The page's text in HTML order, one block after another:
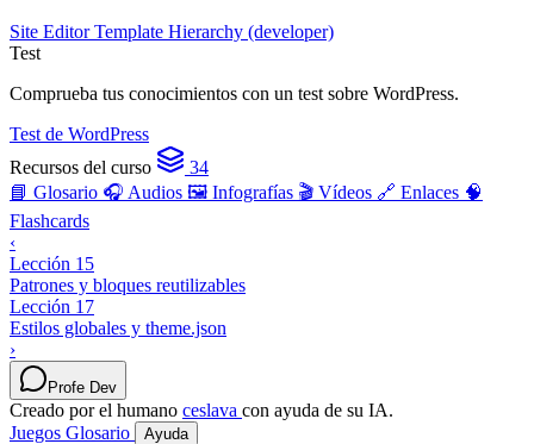
Site EditorTemplate Hierarchy (developer)
Test
Comprueba tus conocimientos con un test sobre WordPress.
Test de WordPress
Recursos del curso
34
📘 Glosario 🎧 Audios 🖼️ Infografías 🎬 Vídeos 🔗 Enlaces 🧠
Flashcards
‹
Lección 15
Patrones y bloques reutilizables
Lección 17
Estilos globales y theme.json
›
Profe Dev
Creado por el humano ceslava con ayuda de su IA.
Juegos Glosario Ayuda